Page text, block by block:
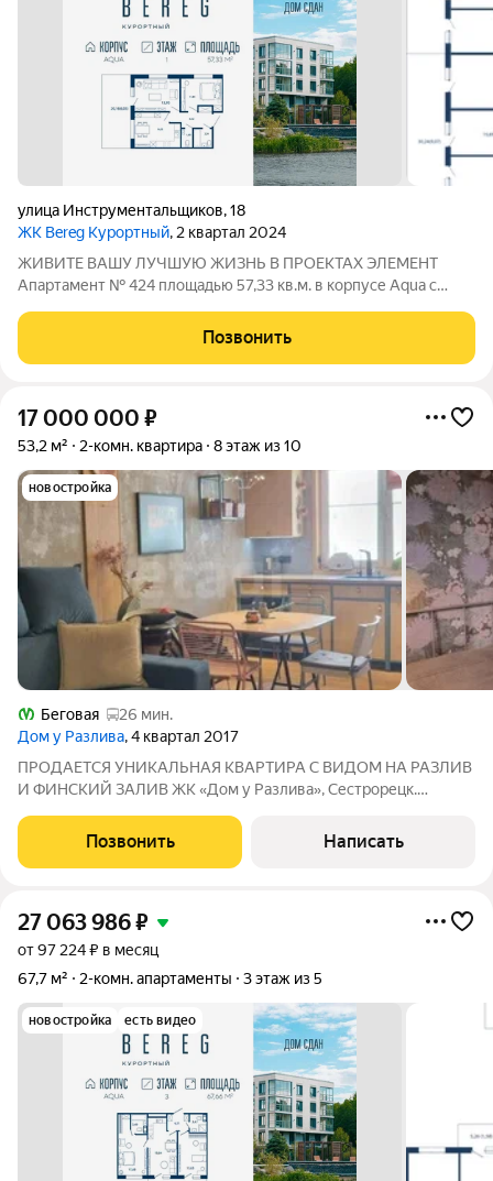
улица Инструментальщиков,18
ЖК Bereg Курортный, 2 квартал 2024
ЖИВИТЕ ВАШУ ЛУЧШУЮ ЖИЗНЬ В ПРОЕКТАХ ЭЛЕМЕНТ
Апартамент № 424 площадью 57,33 кв.м. в корпусе Aqua с
ELEMENT (ранее Element Development) в
Позвонить
17 000 000 ₽
53,2 м² 2-комн. квартира 8 этаж из 10
новостройка
Беговая
26 мин.
Дом у Разлива, 4 квартал 2017
ПРОДАЕТСЯ УНИКАЛЬНАЯ КВАРТИРА С ВИДОМ НА РАЗЛИВ
И ФИНСКИЙ ЗАЛИВ ЖК «Дом у Разлива», Сестрорецк.
силы с панорамными видами и готовым ремонтом! О квартире:
Площадь: Кухня-гостиная 19.4 м + 2
Позвонить Написать
27 063 986₽
от 97 224 ₽ в месяц
67,7 м²
2-комн. апартаменты 3 этаж из 5
новостройка есть видео